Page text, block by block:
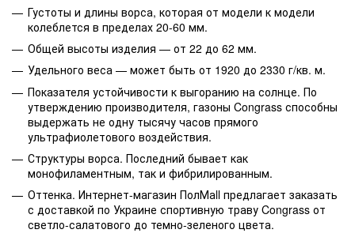
Густоты и длины ворса, которая от модели к модели
колеблется в пределах 20-60 мм.
Общей высоты изделия — от 22 до 62 мм.
Удельного веса — может быть от 1920 до 2330 г/кв. м.
Показателя устойчивости к выгоранию на солнце. По
утверждению производителя, газоны Congrass способны
выдержать не одну тысячу часов прямого
ультрафиолетового воздействия.
Структуры ворса. Последний бывает как
монофиламентным, так и фибрилированным.
Оттенка. Интернет-магазин ПолМаll предлагает заказать
с доставкой по Украине спортивную траву Congrass от
светло-салатового до темно-зеленого цвета.